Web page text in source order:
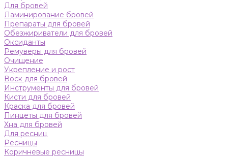
Для бровей
Ламинирование бровей
Препараты для бровей
Обезжириватели для бровей
Оксиданты
Ремуверы для бровей
Очищение
Укрепление и рост
Воск для бровей
Инструменты для бровей
Кисти для бровей
Краска для бровей
Пинцеты для бровей
Хна для бровей
Для ресниц
Ресницы
Коричневые ресницы